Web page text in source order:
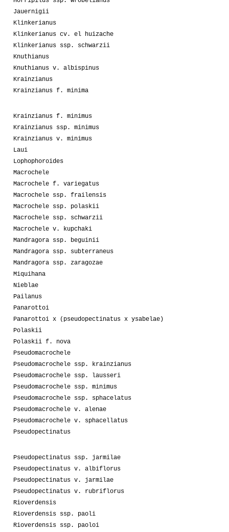
Jauernigii
Klinkerianus
Klinkerianus cv. el huizache
Klinkerianus ssp. schwarzii
Knuthianus
Knuthianus v. albispinus
Krainzianus
Krainzianus f. minima
Krainzianus f. minimus
Krainzianus ssp. minimus
Krainzianus v. minimus
Laui
Lophophoroides
Macrochele
Macrochele f. variegatus
Macrochele ssp. frailensis
Macrochele ssp. polaskii
Macrochele ssp. schwarzii
Macrochele v. kupchaki
Mandragora ssp. beguinii
Mandragora ssp. subterraneus
Mandragora ssp. zaragozae
Miquihana
Nieblae
Pailanus
Panarottoi
Panarottoi x (pseudopectinatus x ysabelae)
Polaskii
Polaskii f. nova
Pseudomacrochele
Pseudomacrochele ssp. krainzianus
Pseudomacrochele ssp. lausseri
Pseudomacrochele ssp. minimus
Pseudomacrochele ssp. sphacelatus
Pseudomacrochele v. alenae
Pseudomacrochele v. sphacellatus
Pseudopectinatus
Pseudopectinatus ssp. jarmilae
Pseudopectinatus v. albiflorus
Pseudopectinatus v. jarmilae
Pseudopectinatus v. rubriflorus
Rioverdensis
Rioverdensis ssp. paoli
Rioverdensis ssp. paoloi